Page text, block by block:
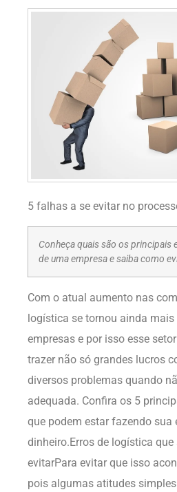
5 falhas a se evitar no
Conheça quais são os
de uma empresa e saiba como
Com o atual aumento nas
logística se tornou ainda
empresas e por isso esse
trazer não só grandes lucros
diversos problemas quando
adequada. Confira os 5
que podem estar fazendo sua
dinheiro.Erros de logística que
evitarPara evitar que isso
pois algumas atitudes